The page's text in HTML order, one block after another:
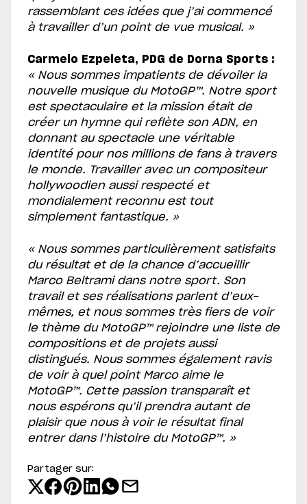
rassemblant ces idées que j’ai commencé
à travailler d’un point de vue musical. »
Carmelo Ezpeleta, PDG de Dorna Sports :
« Nous sommes impatients de dévoiler la
nouvelle musique du MotoGP™. Notre sport
est spectaculaire et la mission était de
créer un hymne qui reflète son ADN, en
donnant au spectacle une véritable
identité pour nos millions de fans à travers
le monde. Travailler avec un compositeur
hollywoodien aussi respecté et
mondialement reconnu est tout
simplement fantastique. »
« Nous sommes particulièrement satisfaits
du résultat et de la chance d’accueillir
Marco Beltrami dans notre sport. Son
travail et ses réalisations parlent d’eux-
mêmes, et nous sommes très fiers de voir
le thème du MotoGP™ rejoindre une liste de
compositions et de projets aussi
distingués. Nous sommes également ravis
de voir à quel point Marco aime le
MotoGP™. Cette passion transparaît et
nous espérons qu’il prendra autant de
plaisir que nous à voir le résultat final
entrer dans l’histoire du MotoGP™. »
Partager sur: